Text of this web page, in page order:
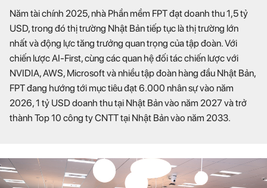
Năm tài chính 2025, nhà Phần mềm FPT đạt doanh thu 1,5 tỷ
USD, trong đó thị trường Nhật Bản tiếp tục là thị trường lớn
nhất và động lực tăng trưởng quan trọng của tập đoàn. Với
chiến lược AI-First, cùng các quan hệ đối tác chiến lược với
NVIDIA, AWS, Microsoft và nhiều tập đoàn hàng đầu Nhật Bản,
FPT đang hướng tới mục tiêu đạt 6.000 nhân sự vào năm
2026, 1 tỷ USD doanh thu tại Nhật Bản vào năm 2027 và trở
thành Top 10 công ty CNTT tại Nhật Bản vào năm 2033.